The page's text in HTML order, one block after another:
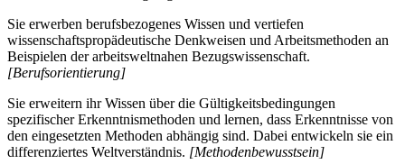
Sie erwerben berufsbezogenes Wissen und vertiefen
wissenschaftspropädeutische Denkweisen und Arbeitsmethoden an
Beispielen der arbeitsweltnahen Bezugswissenschaft.
[Berufsorientierung]
Sie erweitern ihr Wissen über die Gültigkeitsbedingungen
spezifischer Erkenntnismethoden und lernen, dass Erkenntnisse von
den eingesetzten Methoden abhängig sind. Dabei entwickeln sie ein
differenziertes Weltverständnis. [Methodenbewusstsein]